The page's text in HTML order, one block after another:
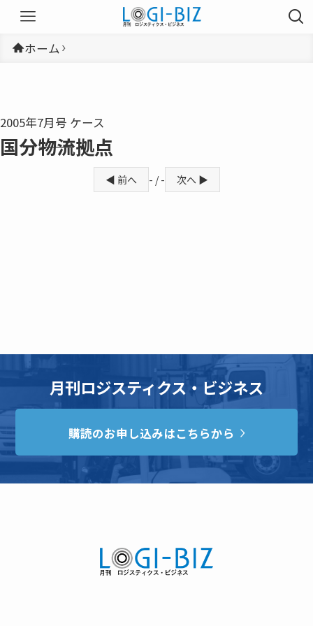
ホーム
2005年7月号 ケース
国分――物流拠点
◀ 前へ - / - 次へ ▶
月刊ロジスティクス・ビジネス
購読のお申し込みはこちらから